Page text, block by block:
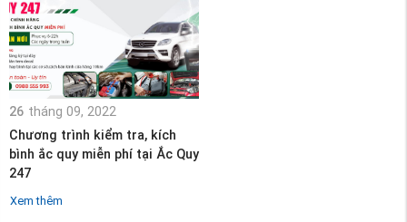
26 tháng 09, 2022
Chương trình kiểm tra, kích
bình ắc quy miễn phí tại Ắc Quy
247
Xem thêm